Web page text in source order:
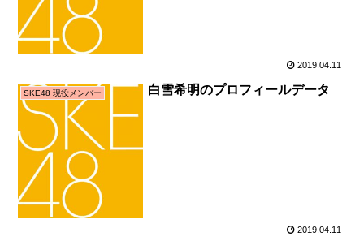
2019.04.11
SKE48 現役メンバー 白雪希明のプロフィールデータ
2019.04.11